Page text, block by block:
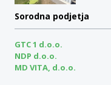
Sorodna podjetja
GTC 1 d.o.o.
NDP d.o.o.
MD VITA, d.o.o.